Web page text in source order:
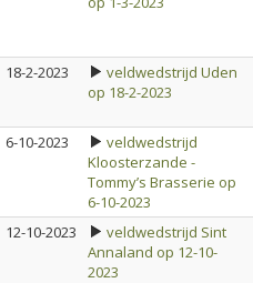
18-2-2023
veldwedstrijd Uden
op 18-2-2023
6-10-2023
veldwedstrijd
Kloosterzande -
Tommy’s Brasserie op
6-10-2023
12-10-2023
veldwedstrijd Sint
Annaland op 12-10-
2023